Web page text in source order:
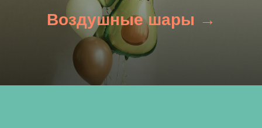
Воздушные шары →